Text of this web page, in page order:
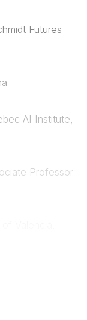
Futures
AI Institute,
Professor